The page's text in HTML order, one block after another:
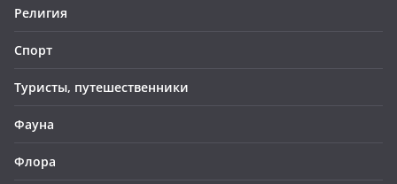
Религия
Спорт
Туристы, путешественники
Фауна
Флора